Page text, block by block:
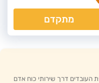
מתקדם
דרך שירותי כוח אדם